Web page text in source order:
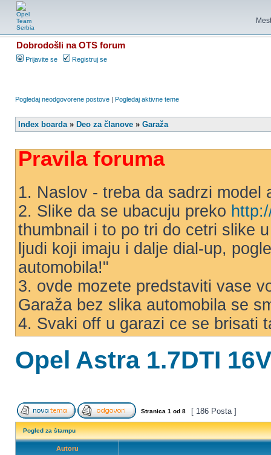
Dobrodošli na OTS forum
Prijavite se Registruj se
Pogledaj neodgovorene postove | Pogledaj aktivne teme
Index boarda» Deo za članove » Garaža
Pravila foruma
1. Naslov - treba da sadrzi model
2. Slike da se ubacuju preko
thumbnail i to po tri do cetri slike
ljudi koji imaju i dalje dial-up,
automobila!"
3. ovde mozete predstaviti vase
Garaža bez slika automobila se
4. Svaki off u garazi ce se brisati
Opel Astra 1.7DTI
Stranica 1 od 8 [ 186 Posta ]
Pogled za štampu
Autoru